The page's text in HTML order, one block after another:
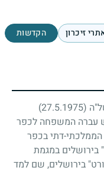
זיכרון הקדשות
(27.5.1975)
עברה המשפחה לכפר
דתי בכפר
בירושלים במגמת
בירושלים, שם למד